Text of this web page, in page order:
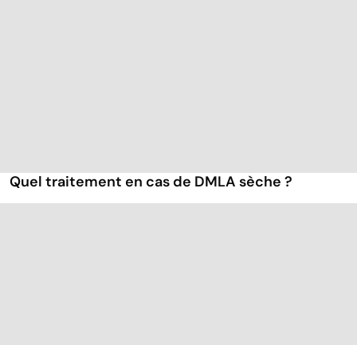
Quel traitement en cas de DMLA sèche ?